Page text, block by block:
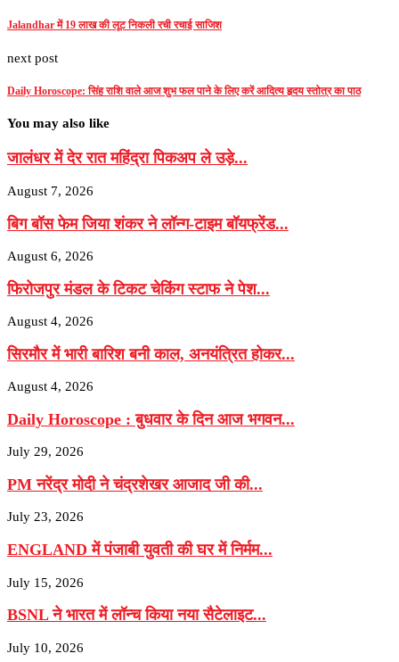
Jalandhar में 19 लाख की लूट निकली रची रचाई साजिश
next post
Daily Horoscope: सिंह राशि वाले आज शुभ फल पाने के लिए करें आदित्य हृदय स्तोत्र का पाठ
You may also like
जालंधर में देर रात महिंद्रा पिकअप ले उड़े...
August 7, 2026
बिग बॉस फेम जिया शंकर ने लॉन्ग-टाइम बॉयफ्रेंड...
August 6, 2026
फिरोजपुर मंडल के टिकट चेकिंग स्टाफ ने पेश...
August 4, 2026
सिरमौर में भारी बारिश बनी काल, अनयंत्रित होकर...
August 4, 2026
Daily Horoscope : बुधवार के दिन आज भगवन...
July 29, 2026
PM नरेंद्र मोदी ने चंद्रशेखर आजाद जी की...
July 23, 2026
ENGLAND में पंजाबी युवती की घर में निर्मम...
July 15, 2026
BSNL ने भारत में लॉन्च किया नया सैटेलाइट...
July 10, 2026